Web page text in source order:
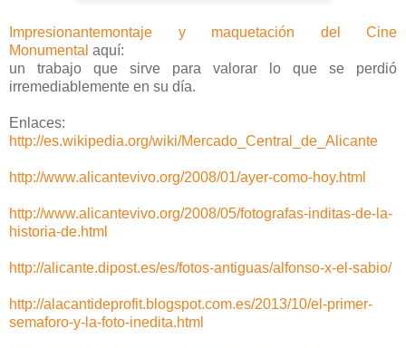
Impresionantemontaje y maquetación del Cine
Monumental aquí:
un trabajo que sirve para valorar lo que se perdió
irremediablemente en su día.
Enlaces:
http://es.wikipedia.org/wiki/Mercado_Central_de_Alicante
http://www.alicantevivo.org/2008/01/ayer-como-hoy.html
http://www.alicantevivo.org/2008/05/fotografas-inditas-de-la-
historia-de.html
http://alicante.dipost.es/es/fotos-antiguas/alfonso-x-el-sabio/
http://alacantideprofit.blogspot.com.es/2013/10/el-primer-
semaforo-y-la-foto-inedita.html